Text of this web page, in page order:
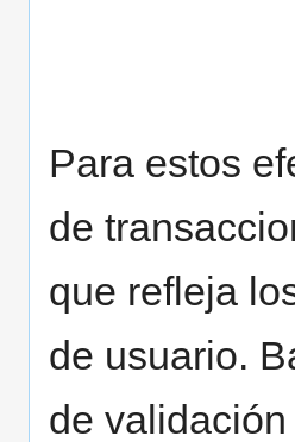
Para estos
de
que refleja
de usuario.
de